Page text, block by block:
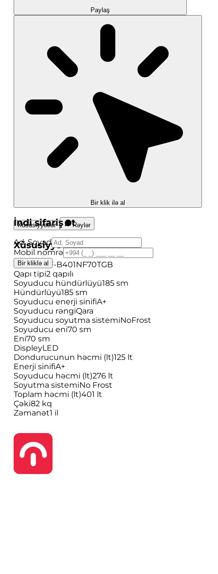
Paylaş
Bir klik ilə al
İndi sifariş et
Ad, Soyad
Mobil nömrə
Bir kliklə al
Xüsusiyyətlər Rəylər
Xüsusiyyətlər
ModelYRF-B401NF70TGB
Qapı tipi2 qapılı
Soyuducu hündürlüyü185 sm
Hündürlüyü185 sm
Soyuducu enerji sinifiA+
Soyuducu rəngiQara
Soyuducu soyutma sistemiNoFrost
Soyuducu eni70 sm
Eni70 sm
DispleyLED
Dondurucunun həcmi (lt)125 lt
Enerji sinifiA+
Soyuducu həcmi (lt)276 lt
Soyutma sistemiNo Frost
Toplam həcmi (lt)401 lt
Çəki82 kq
Zəmanət1 il